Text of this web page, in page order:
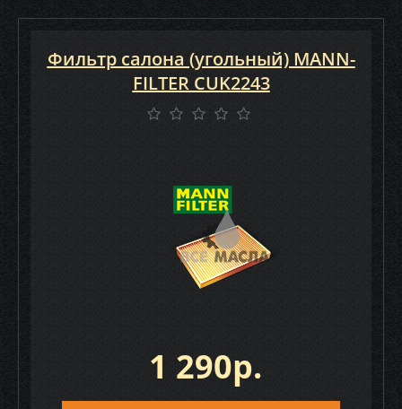
Фильтр салона (угольный) MANN-
FILTER CUK2243
1 290р.